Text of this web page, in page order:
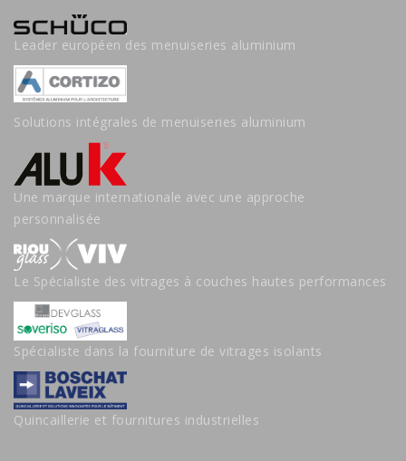
Leader européen des menuiseries aluminium
Solutions intégrales de menuiseries aluminium
Une marque internationale avec une approche
personnalisée
Le Spécialiste des vitrages à couches hautes performances
Spécialiste dans la fourniture de vitrages isolants
Quincaillerie et fournitures industrielles